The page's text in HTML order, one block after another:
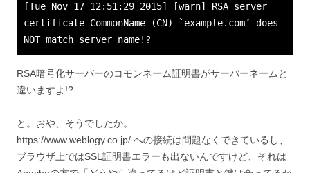
[Tue Nov 17 12:51:29 2015] [warn] RSA server
certificate CommonName (CN) `example.com’ does
NOT match server name!?
RSA暗号化サーバーのコモンネーム証明書がサーバーネームと
違いますよ!?
と。おや、そうでしたか。
https://www.weblogy.co.jp/ への接続は問題なくできているし、
ブラウザ上ではSSL証明書エラーも出ないんですけど、それは